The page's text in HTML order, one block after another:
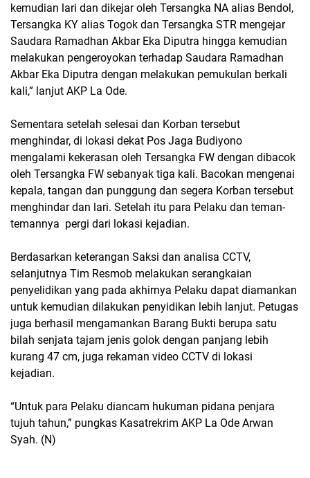
kemudian lari dan dikejar oleh Tersangka NA alias Bendol,
Tersangka KY alias Togok dan Tersangka STR mengejar
Saudara Ramadhan Akbar Eka Diputra hingga kemudian
melakukan pengeroyokan terhadap Saudara Ramadhan
Akbar Eka Diputra dengan melakukan pemukulan berkali
kali,” lanjut AKP La Ode.
Sementara setelah selesai dan Korban tersebut
menghindar, di lokasi dekat Pos Jaga Budiyono
mengalami kekerasan oleh Tersangka FW dengan dibacok
oleh Tersangka FW sebanyak tiga kali. Bacokan mengenai
kepala, tangan dan punggung dan segera Korban tersebut
menghindar dan lari. Setelah itu para Pelaku dan teman-
temannya pergi dari lokasi kejadian.
Berdasarkan keterangan Saksi dan analisa CCTV,
selanjutnya Tim Resmob melakukan serangkaian
penyelidikan yang pada akhirnya Pelaku dapat diamankan
untuk kemudian dilakukan penyidikan lebih lanjut. Petugas
juga berhasil mengamankan Barang Bukti berupa satu
bilah senjata tajam jenis golok dengan panjang lebih
kurang 47 cm, juga rekaman video CCTV di lokasi
kejadian.
“Untuk para Pelaku diancam hukuman pidana penjara
tujuh tahun,” pungkas Kasatrekrim AKP La Ode Arwan
Syah. (N)